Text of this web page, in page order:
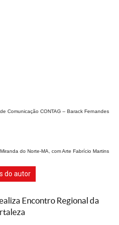
Comunicação CONTAG – Barack Fernandes
do Norte-MA, com Arte Fabrício Martins
do autor
Encontro Regional da